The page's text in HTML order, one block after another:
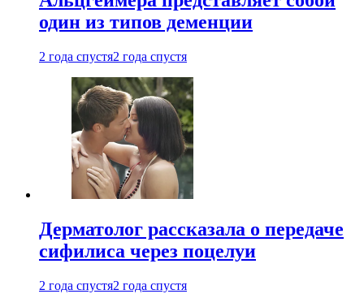
один из типов деменции
2 года спустя2 года спустя
Дерматолог рассказала о передаче
сифилиса через поцелуи
2 года спустя2 года спустя